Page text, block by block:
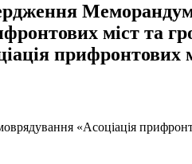
міст та
прифронтових
«Асоціація